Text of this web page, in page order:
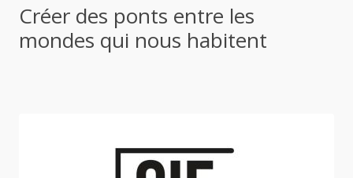
Créer des ponts entre les
mondes qui nous habitent